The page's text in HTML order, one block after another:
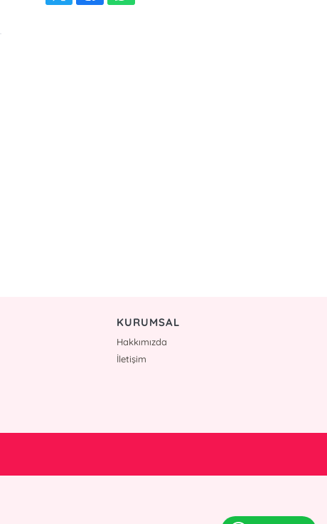
KURUMSAL
Hakkımızda
İletişim